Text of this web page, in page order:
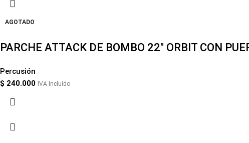
AGOTADO
PARCHE ATTACK DE BOMBO 22″ ORBIT CON
Percusión
$ 240.000 IVA Incluído